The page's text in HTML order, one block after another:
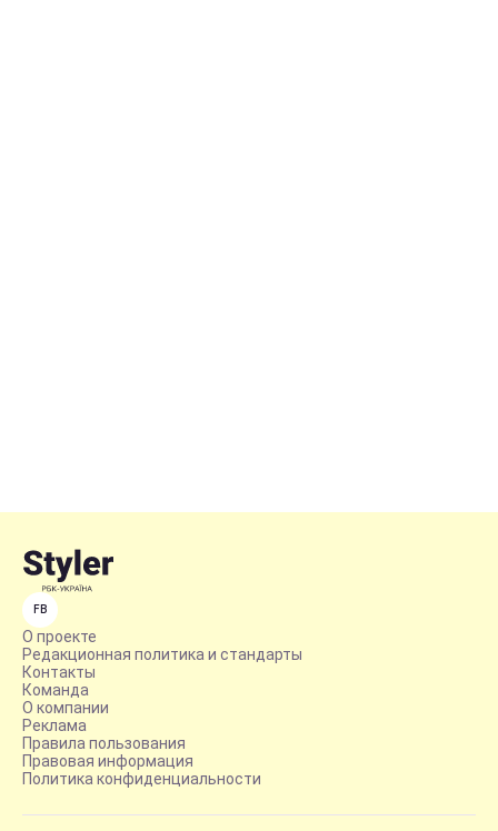
FB
О проекте
Редакционная политика и стандарты
Контакты
Команда
О компании
Реклама
Правила пользования
Правовая информация
Политика конфиденциальности